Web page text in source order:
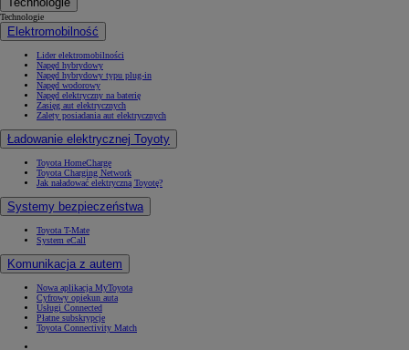
Technologie
Elektromobilność
Lider elektromobilności
Napęd hybrydowy
Napęd hybrydowy typu plug-in
Napęd wodorowy
Napęd elektryczny na baterię
Zasięg aut elektrycznych
Zalety posiadania aut elektrycznych
Ładowanie elektrycznej Toyoty
Toyota HomeCharge
Toyota Charging Network
Jak naładować elektryczną Toyotę?
Systemy bezpieczeństwa
Toyota T-Mate
System eCall
Komunikacja z autem
Nowa aplikacja MyToyota
Cyfrowy opiekun auta
Usługi Connected
Płatne subskrypcje
Toyota Connectivity Match